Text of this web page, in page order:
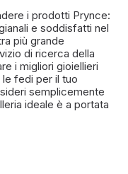
i prodotti Prynce:
e soddisfatti nel
più grande
di ricerca della
i migliori gioiellieri
fedi per il tuo
semplicemente
ideale è a portata